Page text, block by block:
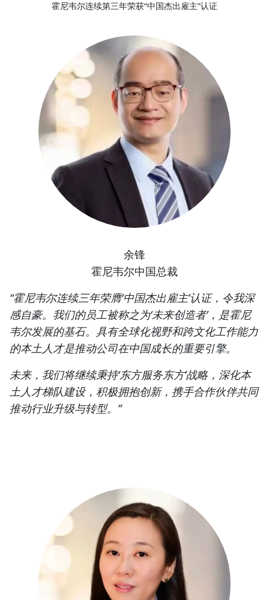
霍尼韦尔连续第三年荣获“中国杰出雇主”认证
余锋
霍尼韦尔中国总裁
“霍尼韦尔连续三年荣膺‘中国杰出雇主’认证，令我深
感自豪。我们的员工被称之为‘未来创造者’，是霍尼
韦尔发展的基石。具有全球化视野和跨文化工作能力
的本土人才是推动公司在中国成长的重要引擎。
未来，我们将继续秉持‘东方服务东方’战略，深化本
土人才梯队建设，积极拥抱创新，携手合作伙伴共同
推动行业升级与转型。”